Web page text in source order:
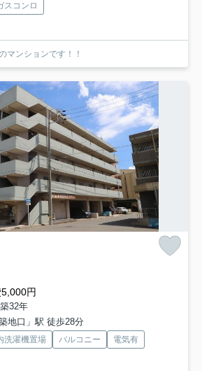
スコンロ
マンションです！！
円
32年
地口」駅 徒歩28分
洗濯機置場 バルコニー
電気有